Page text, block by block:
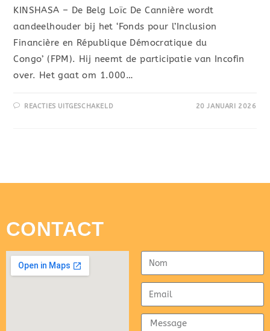
KINSHASA – De Belg Loïc De Cannière wordt
aandeelhouder bij het ‘Fonds pour l’Inclusion
Financière en République Démocratique du
Congo’ (FPM). Hij neemt de participatie van Incofin
over. Het gaat om 1.000…
REACTIES UITGESCHAKELD 20 JANUARI 2026
CONTACT